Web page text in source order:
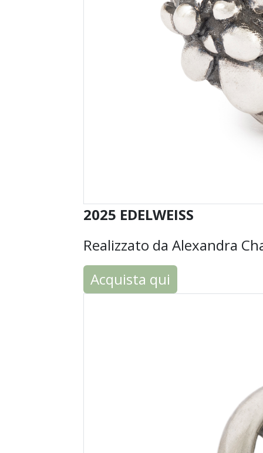
2025 EDELWEISS
Realizzato da Alexandra
Acquista qui